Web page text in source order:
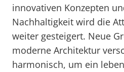
innovativen Konzepten
Nachhaltigkeit wird die
weiter gesteigert. Neue
moderne Architektur
harmonisch, um ein